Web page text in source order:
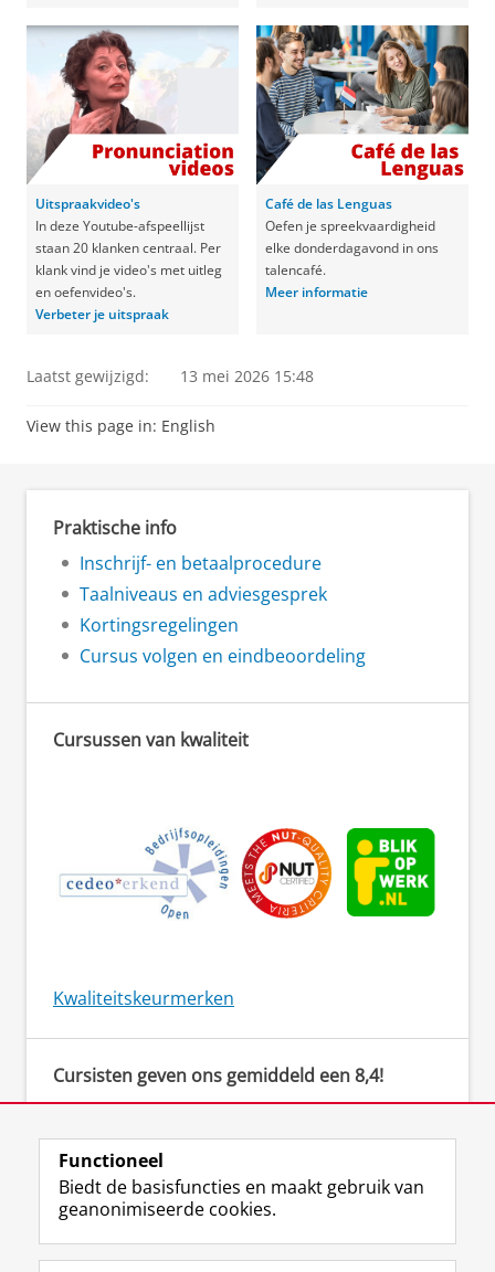
Uitspraakvideo's
In deze Youtube-afspeellijst
staan 20 klanken centraal. Per
klank vind je video's met uitleg
en oefenvideo's.
Verbeter je uitspraak
Café de las Lenguas
Oefen je spreekvaardigheid
elke donderdagavond in ons
talencafé.
Meer informatie
Laatst gewijzigd: 13 mei 2026 15:48
View this page in: English
Praktische info
Inschrijf- en betaalprocedure
Taalniveaus en adviesgesprek
Kortingsregelingen
Cursus volgen en eindbeoordeling
Cursussen van kwaliteit
Kwaliteitskeurmerken
Cursisten geven ons gemiddeld een 8,4!
‘De docent creëerde een veilige omgeving om
actief bezig te zijn. Er werden duidelijke
instructies gegeven en er was een open sfeer
om vragen te stellen.’
Functioneel
Biedt de basisfuncties en maakt gebruik van
geanonimiseerde cookies.